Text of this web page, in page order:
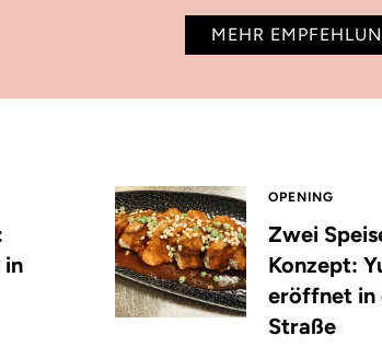
MEHR
in
OPENING
Zwei
Konzept:
eröffnet in
Straße